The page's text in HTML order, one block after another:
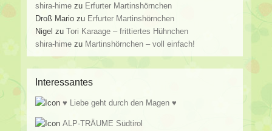
shira-hime zu Erfurter Martinshörnchen
Droß Mario zu Erfurter Martinshörnchen
Nigel zuTori Karaage – frittiertes Hühnchen
shira-hime zu Martinshörnchen – voll einfach!
Interessantes
♥ Liebe geht durch den Magen ♥
ALP-TRÄUME Südtirol